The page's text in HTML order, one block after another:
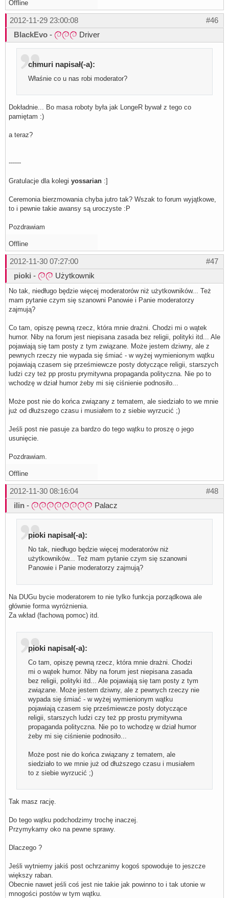
Offline
#46
2012-11-29 23:00:08
BlackEvo - Driver
chmuri napisał(-a):
Właśnie co u nas robi moderator?
Dokładnie... Bo masa roboty była jak LongeR bywał z tego co
pamiętam :)
a teraz?
------
Gratulacje dla kolegi yossarian :]
Ceremonia bierzmowania chyba jutro tak? Wszak to forum wyjątkowe,
to i pewnie takie awansy są uroczyste :P
Pozdrawiam
Offline
#47
2012-11-30 07:27:00
pioki - Użytkownik
No tak, niedługo będzie więcej moderatorów niż użytkowników... Też
mam pytanie czym się szanowni Panowie i Panie moderatorzy
zajmują?
Co tam, opiszę pewną rzecz, która mnie drażni. Chodzi mi o wątek
humor. Niby na forum jest niepisana zasada bez religii, polityki itd... Ale
pojawiają się tam posty z tym związane. Może jestem dziwny, ale z
pewnych rzeczy nie wypada się śmiać - w wyżej wymienionym wątku
pojawiają czasem się prześmiewcze posty dotyczące religii, starszych
ludzi czy też pp prostu prymitywna propaganda polityczna. Nie po to
wchodzę w dział humor żeby mi się ciśnienie podnosiło...
Może post nie do końca związany z tematem, ale siedziało to we mnie
już od dłuższego czasu i musiałem to z siebie wyrzucić ;)
Jeśli post nie pasuje za bardzo do tego wątku to proszę o jego
usunięcie.
Pozdrawiam.
Offline
#48
2012-11-30 08:16:04
ilin - Palacz
pioki napisał(-a):
No tak, niedługo będzie więcej moderatorów niż
użytkowników... Też mam pytanie czym się szanowni
Panowie i Panie moderatorzy zajmują?
Na DUGu bycie moderatorem to nie tylko funkcja porządkowa ale
głównie forma wyróżnienia.
Za wkład (fachową pomoc) itd.
pioki napisał(-a):
Co tam, opiszę pewną rzecz, która mnie drażni. Chodzi
mi o wątek humor. Niby na forum jest niepisana zasada
bez religii, polityki itd... Ale pojawiają się tam posty z tym
związane. Może jestem dziwny, ale z pewnych rzeczy nie
wypada się śmiać - w wyżej wymienionym wątku
pojawiają czasem się prześmiewcze posty dotyczące
religii, starszych ludzi czy też pp prostu prymitywna
propaganda polityczna. Nie po to wchodzę w dział humor
żeby mi się ciśnienie podnosiło...
Może post nie do końca związany z tematem, ale
siedziało to we mnie już od dłuższego czasu i musiałem
to z siebie wyrzucić ;)
Tak masz rację.
Do tego wątku podchodzimy trochę inaczej.
Przymykamy oko na pewne sprawy.
Dlaczego ?
Jeśli wytniemy jakiś post ochrzanimy kogoś spowoduje to jeszcze
większy raban.
Obecnie nawet jeśli coś jest nie takie jak powinno to i tak utonie w
mnogości postów w tym wątku.